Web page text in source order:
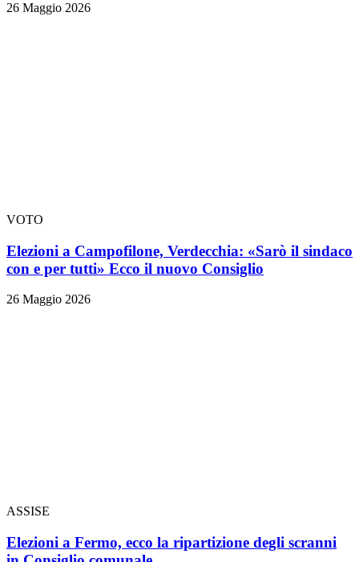
26 Maggio 2026
VOTO
Elezioni a Campofilone, Verdecchia: «Sarò il sindaco
con e per tutti» Ecco il nuovo Consiglio
26 Maggio 2026
ASSISE
Elezioni a Fermo, ecco la ripartizione degli scranni